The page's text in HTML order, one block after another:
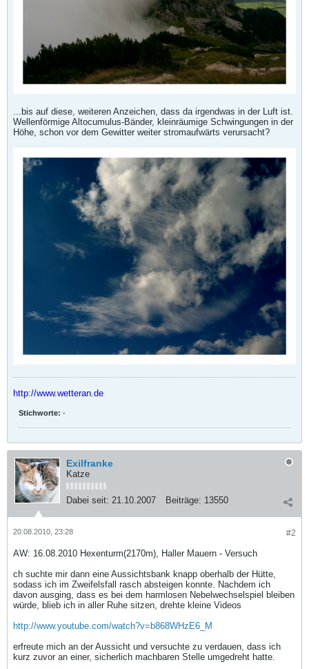
...bis auf diese, weiteren Anzeichen, dass da irgendwas in der Luft ist.
Wellenförmige Altocumulus-Bänder, kleinräumige Schwingungen in der
Höhe, schon vor dem Gewitter weiter stromaufwärts verursacht?
http://www.wetteran.de
Stichworte: -
Exilfranke
Katze
Dabei seit: 21.10.2007 Beiträge: 13550
#2
20.08.2010, 23:28
AW: 16.08.2010 Hexenturm(2170m), Haller Mauern - Versuch
ch suchte mir dann eine Aussichtsbank knapp oberhalb der Hütte,
sodass ich im Zweifelsfall rasch absteigen konnte. Nachdem ich
davon ausging, dass es bei dem harmlosen Nebelwechselspiel bleiben
würde, blieb ich in aller Ruhe sitzen, drehte kleine Videos
http://www.youtube.com/watch?v=b868WHzE6_M
erfreute mich an der Aussicht und versuchte zu verdauen, dass ich
kurz zuvor an einer, sicherlich machbaren Stelle umgedreht hatte.